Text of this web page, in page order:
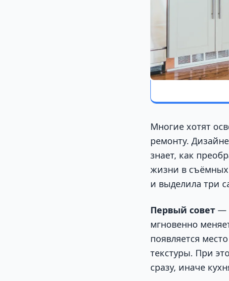
Многие хотят
ремонту.
знает, как
жизни в
и выделила три
Первый совет —
мгновенно
появляется
текстуры. При
сразу, иначе